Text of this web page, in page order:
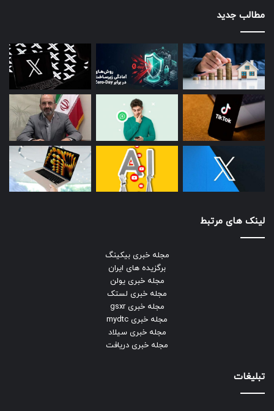
مطالب جدید
لینک های مرتبط
مجله خبری بیکینگ
برگزیده های ایران
مجله خبری یولن
مجله خبری لستک
مجله خبری gsxr
مجله خبری mydtc
مجله خبری سیلاد
مجله خبری دریافت
تبلیغات